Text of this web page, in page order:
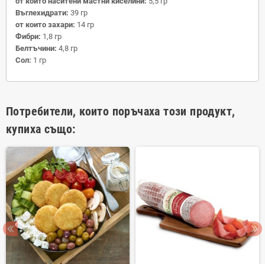
Въглехидрати: 39 гр
от които захари: 14 гр
Фибри: 1,8 гр
Белтъчини: 4,8 гр
Сол: 1 гр
Потребители, които поръчаха този продукт,
купиха също: